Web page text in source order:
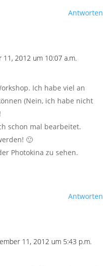
Antworten
11, 2012 um 10:07 a.m.
Ich habe viel an
(Nein, ich habe nicht
schon mal bearbeitet.
🙂
Photokina zu sehen.
Antworten
11, 2012 um 5:43 p.m.